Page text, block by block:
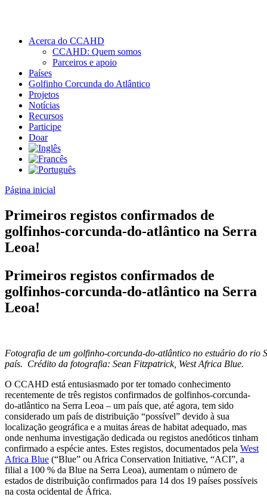
Acerca do CCAHD
CCAHD: Quem somos
Parceiros e apoio
Países
Golfinho Corcunda do Atlântico
Projetos
Notícias
Recursos
Participe
Doar
Página inicial
Primeiros registos confirmados de
golfinhos-corcunda-do-atlântico na Serra
Leoa!
Primeiros registos confirmados de
golfinhos-corcunda-do-atlântico na Serra
Leoa!
Fotografia de um golfinho-corcunda-do-atlântico no estuário do rio
país. Crédito da fotografia: Sean Fitzpatrick, West Africa Blue.
O CCAHD está entusiasmado por ter tomado conhecimento
recentemente de três registos confirmados de golfinhos-corcunda-
do-atlântico na Serra Leoa – um país que, até agora, tem sido
considerado um país de distribuição “possível” devido à sua
localização geográfica e a muitas áreas de habitat adequado, mas
onde nenhuma investigação dedicada ou registos anedóticos tinham
confirmado a espécie antes. Estes registos, documentados pela West
Africa Blue (“Blue” ou Africa Conservation Initiative, “ACI”, a
filial a 100 % da Blue na Serra Leoa), aumentam o número de
estados de distribuição confirmados para 14 dos 19 países possíveis
na costa ocidental de África.